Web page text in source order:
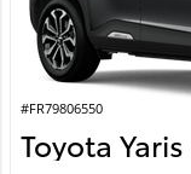
#FR79806550
Toyota